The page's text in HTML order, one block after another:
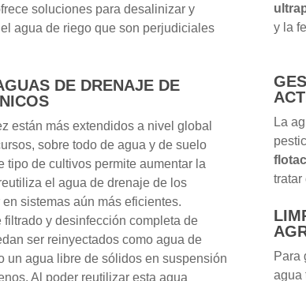
soluciones para desalinizar y
agua de riego que son perjudiciales
DE DRENAJE DE
están más extendidos a nivel global
sobre todo de agua y de suelo
tipo de cultivos permite aumentar la
el agua de drenaje de los
sistemas aún más eficientes.
filtrado y desinfección completa de
ser reinyectados como agua de
un agua libre de sólidos en suspensión
Al poder reutilizar esta agua
y la
La
tratar
Para
agua